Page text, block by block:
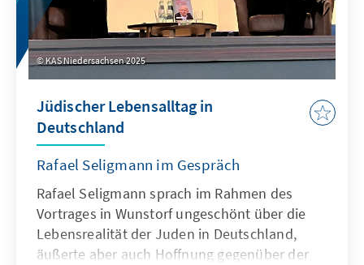
KAS Niedersachsen 2025
Jüdischer Lebensalltag in
Deutschland
Rafael Seligmann im Gespräch
Rafael Seligmann sprach im Rahmen des
Vortrages in Wunstorf ungeschönt über die
Lebensrealität der Juden in Deutschland,
äußerte aber auch Hoffnung gegenüber der